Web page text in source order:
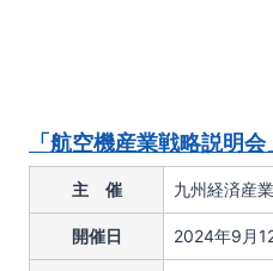
「航空機産業戦略説明
主 催 九州経済産
開催日 2024年9月